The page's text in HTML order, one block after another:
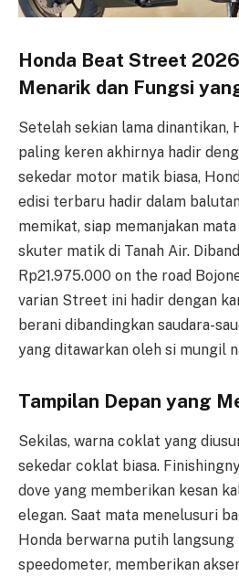
Honda Beat Street
Menarik dan Fungsi
Setelah sekian lama dinantikan,
paling keren akhirnya hadir
sekedar motor matik biasa,
edisi terbaru hadir dalam
memikat, siap memanjakan
skuter matik di Tanah Air.
Rp21.975.000 on the road
varian Street ini hadir dengan
berani dibandingkan saudara-
yang ditawarkan oleh si mungil
Tampilan Depan yang
Sekilas, warna coklat yang
sekedar coklat biasa.
dove yang memberikan kesan
elegan. Saat mata menelusuri
Honda berwarna putih
speedometer, memberikan